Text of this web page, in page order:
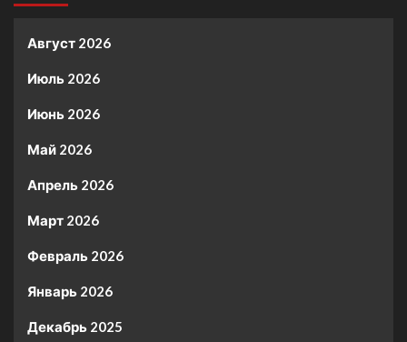
Август 2026
Июль 2026
Июнь 2026
Май 2026
Апрель 2026
Март 2026
Февраль 2026
Январь 2026
Декабрь 2025